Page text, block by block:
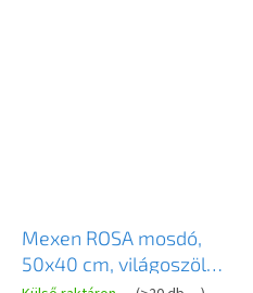
Mexen ROSA mosdó,
50x40 cm, világoszöld,